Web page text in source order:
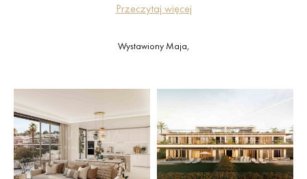
otoczenia do projektu i stylu każdego domu. Przestronne
przejście z wnętrza do przestrzeni na zewnątrz. Zarówno salon,
jak i sypialnie oferują jasne obszary z dostępem do dużych
tarasów, idealnych do rozrywki.
Przestronne kuchnie są postrzegane jako integralna część salonu,
tworząc jasne i przestronne pomieszczenie do całodziennego
Przeczytaj więcej
Wystawiony Maja,